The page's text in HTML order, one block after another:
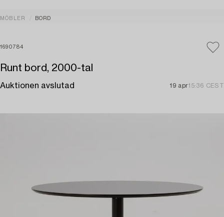
MÖBLER BORD
1690784
Runt bord, 2000-tal
Auktionen avslutad 19 apr15:36 CEST